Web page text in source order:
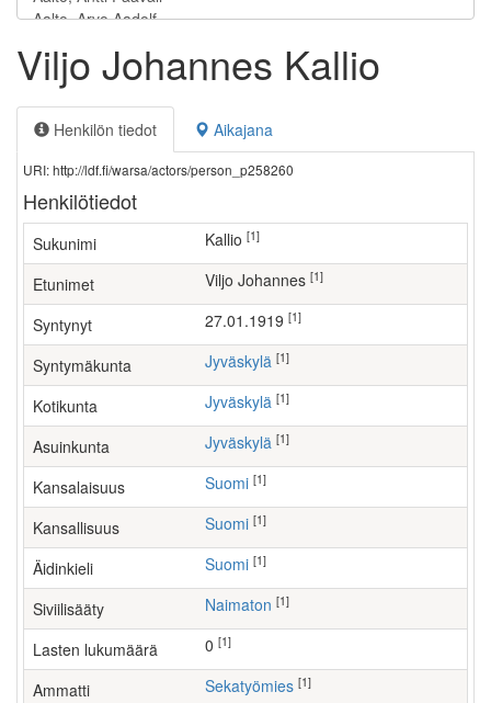
Viljo Johannes Kallio
Henkilön tiedot Aikajana
URI: http://ldf.fi/warsa/actors/person_p258260
Henkilötiedot
Sukunimi Kallio [1]
Etunimet Viljo Johannes [1]
Syntynyt 27.01.1919 [1]
Syntymäkunta Jyväskylä [1]
Kotikunta Jyväskylä [1]
Asuinkunta Jyväskylä [1]
Kansalaisuus Suomi [1]
Kansallisuus Suomi [1]
Äidinkieli Suomi [1]
Siviilisääty Naimaton [1]
Lasten lukumäärä [1]
Ammatti sekatyömies [1]